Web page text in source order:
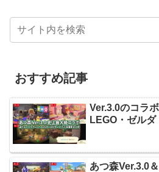
おすすめ記事
Ver.3.0のコラ
LEGO・ゼル
あつ森Ver.3.0